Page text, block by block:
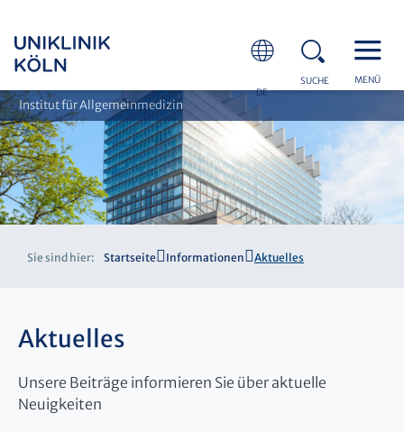
DE
SUCHE MENÜ
Institut für Allgemeinmedizin
Sie sind hier: Startseite Informationen Aktuelles
Aktuelles
Unsere Beiträge informieren Sie über aktuelle
Neuigkeiten